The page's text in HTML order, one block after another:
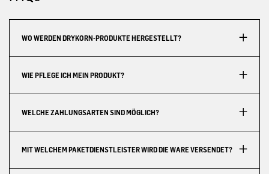
WO WERDEN DRYKORN-PRODUKTE HERGESTELLT?
WIE PFLEGE ICH MEIN PRODUKT?
WELCHE ZAHLUNGSARTEN SIND MÖGLICH?
MIT WELCHEM PAKETDIENSTLEISTER WIRD DIE WARE VERSENDET?